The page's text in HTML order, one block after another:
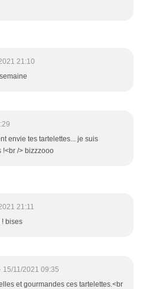
21:10
envie tes tartelettes... je suis
!<br /> bizzzooo
21:11
! bises
15/11/2021 09:35
et gourmandes ces tartelettes.<br